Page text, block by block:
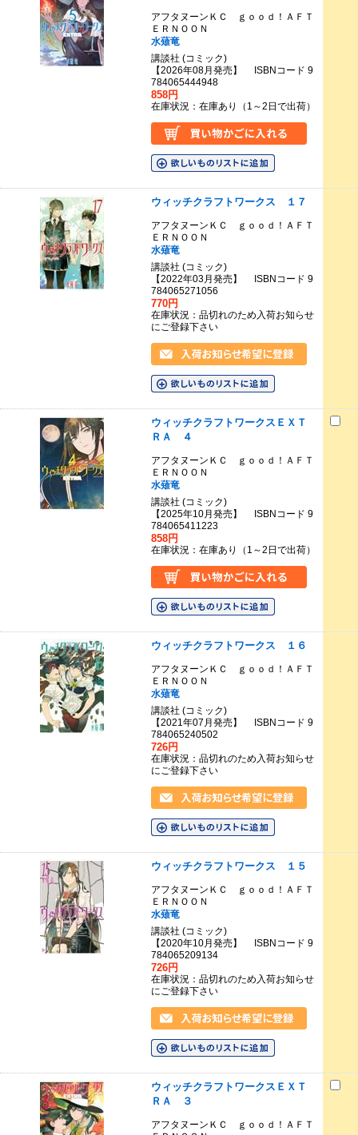
アフタヌーンＫＣ ｇｏｏｄ！ＡＦＴ
ＥＲＮＯＯＮ
水薙竜
講談社 (コミック)
【2026年08月発売】 ISBNコード 9
784065444948
858円
在庫状況：在庫あり（1～2日で出荷）
ウィッチクラフトワークス １７
アフタヌーンＫＣ ｇｏｏｄ！ＡＦＴ
ＥＲＮＯＯＮ
水薙竜
講談社 (コミック)
【2022年03月発売】 ISBNコード 9
784065271056
770円
在庫状況：品切れのため入荷お知らせ
にご登録下さい
ウィッチクラフトワークスＥＸＴ
ＲＡ ４
アフタヌーンＫＣ ｇｏｏｄ！ＡＦＴ
ＥＲＮＯＯＮ
水薙竜
講談社 (コミック)
【2025年10月発売】 ISBNコード 9
784065411223
858円
在庫状況：在庫あり（1～2日で出荷）
ウィッチクラフトワークス １６
アフタヌーンＫＣ ｇｏｏｄ！ＡＦＴ
ＥＲＮＯＯＮ
水薙竜
講談社 (コミック)
【2021年07月発売】 ISBNコード 9
784065240502
726円
在庫状況：品切れのため入荷お知らせ
にご登録下さい
ウィッチクラフトワークス １５
アフタヌーンＫＣ ｇｏｏｄ！ＡＦＴ
ＥＲＮＯＯＮ
水薙竜
講談社 (コミック)
【2020年10月発売】 ISBNコード 9
784065209134
726円
在庫状況：品切れのため入荷お知らせ
にご登録下さい
ウィッチクラフトワークスＥＸＴ
ＲＡ ３
アフタヌーンＫＣ ｇｏｏｄ！ＡＦＴ